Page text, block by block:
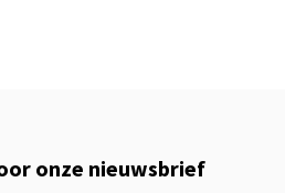
onze nieuwsbrief